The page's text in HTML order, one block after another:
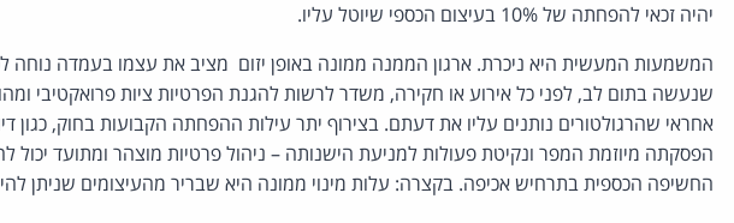
יהיה זכאי להפחתה של 10% בעיצום הכספי שיוטל עליו.
המשמעות המעשית היא ניכרת. ארגון הממנה ממונה באופן יזום מציב את עצמו בעמדה נוחה
שנעשה בתום לב, לפני כל אירוע או חקירה, משדר לרשות להגנת הפרטיות ציות פרואקטיבי
אחראי שהרגולטורים נותנים עליו את דעתם. בצירוף יתר עילות ההפחתה הקבועות בחוק, כגון
הפסקתה מיוזמת המפר ונקיטת פעולות למניעת הישנותה – ניהול פרטיות מוצהר ומתועד
החשיפה הכספית בתרחיש אכיפה. בקצרה: עלות מינוי ממונה היא שבריר מהעיצומים שניתן